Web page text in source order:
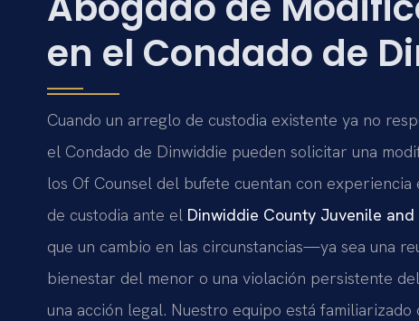
en el Condado de
Cuando un arreglo de custodia existente ya no
el Condado de Dinwiddie pueden solicitar una
los Of Counsel del bufete cuentan con
de custodia ante el Dinwiddie County Juvenile
que un cambio en las circunstancias—ya sea una
bienestar del menor o una violación persistente
una acción legal. Nuestro equipo está